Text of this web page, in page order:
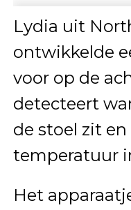
Lydia uit
ontwikkelde
voor op de
detecteert
de stoel zit
temperatuur
Het